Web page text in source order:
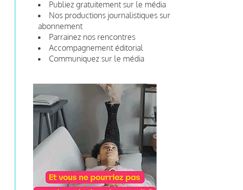
Publiez gratuitement sur le média
Nos productions journalistiques sur
abonnement
Parrainez nos rencontres
Accompagnement éditorial
Communiquez sur le média